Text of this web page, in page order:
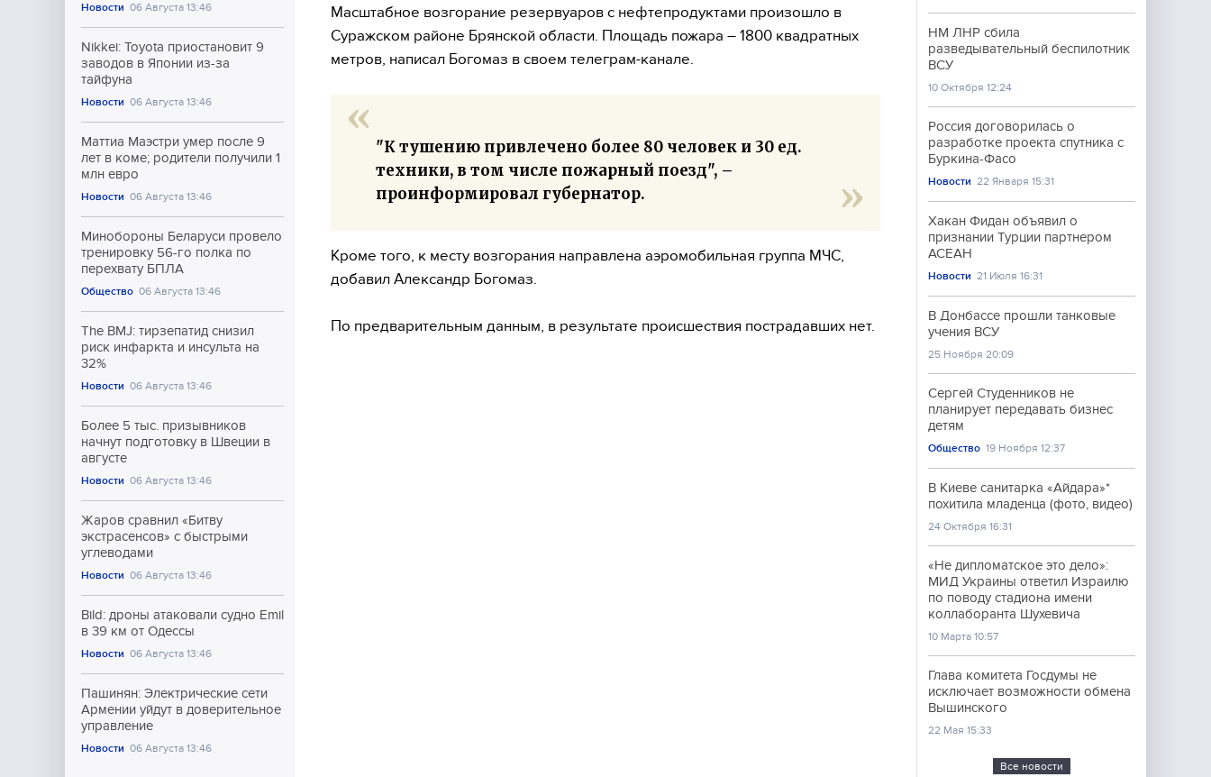
Новости 06 Августа 13:46
Nikkei: Toyota приостановит 9
заводов в Японии из-за
тайфуна
Новости 06 Августа 13:46
Маттиа Маэстри умер после 9
лет в коме; родители получили 1
млн евро
Новости 06 Августа 13:46
Минобороны Беларуси провело
тренировку 56-го полка по
перехвату БПЛА
Общество 06 Августа 13:46
The BMJ: тирзепатид снизил
риск инфаркта и инсульта на
32%
Новости 06 Августа 13:46
Более 5 тыс. призывников
начнут подготовку в Швеции в
августе
Новости 06 Августа 13:46
Жаров сравнил «Битву
экстрасенсов» с быстрыми
углеводами
Новости 06 Августа 13:46
Bild: дроны атаковали судно Emil
в 39 км от Одессы
Новости 06 Августа 13:46
Пашинян: Электрические сети
Армении уйдут в доверительное
управление
Новости 06 Августа 13:46
Масштабное возгорание резервуаров с нефтепродуктами произошло в
Суражском районе Брянской области. Площадь пожара – 1800 квадратных
метров, написал Богомаз в своем телеграм-канале.
"К тушению привлечено более 80 человек и 30 ед.
техники, в том числе пожарный поезд", –
проинформировал губернатор.
Кроме того, к месту возгорания направлена аэромобильная группа МЧС,
добавил Александр Богомаз.
По предварительным данным, в результате происшествия пострадавших нет.
НМ ЛНР сбила
разведывательный беспилотник
ВСУ
10 Октября 12:24
Россия договорилась о
разработке проекта спутника с
Буркина-Фасо
Новости 22 Января 15:31
Хакан Фидан объявил о
признании Турции партнером
АСЕАН
Новости 21 Июля 16:31
В Донбассе прошли танковые
учения ВСУ
25 Ноября 20:09
Сергей Студенников не
планирует передавать бизнес
детям
Общество 19 Ноября 12:37
В Киеве санитарка «Айдара»*
похитила младенца (фото, видео)
24 Октября 16:31
«Не дипломатское это дело»:
МИД Украины ответил Израилю
по поводу стадиона имени
коллаборанта Шухевича
10 Марта 10:57
Глава комитета Госдумы не
исключает возможности обмена
Вышинского
22 Мая 15:33
Все новости